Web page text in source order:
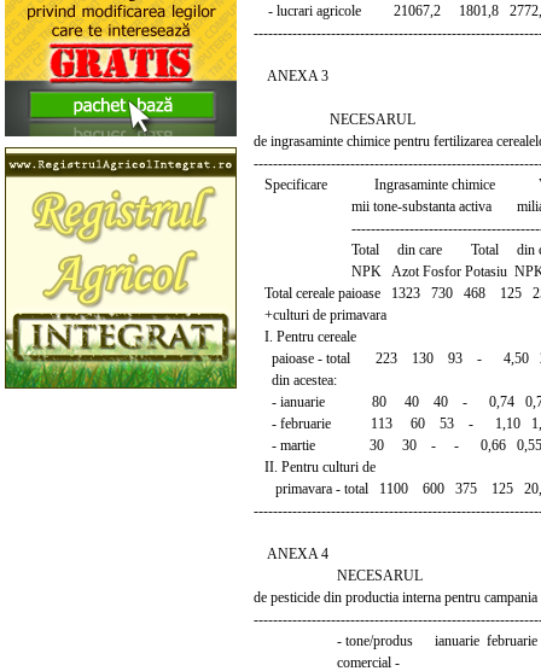
- lucrari agricole 21067,2 1801,8
ANEXA 3
NECESARUL
de ingrasaminte chimice pentru fertilizarea
Specificare Ingrasaminte chimice
mii tone-substanta activa
Total din care Total din
NPK Azot Fosfor Potasiu NPK
Total cereale paioase 1323 730 468 125
+culturi de primavara
I. Pentru cereale
paioase - total 223 130 93 - 4,50
din acestea:
- ianuarie 80 40 40 - 0,74
- februarie 113 60 53 - 1,10
- martie 30 30 - - 0,66
II. Pentru culturi de
primavara - total 1100 600 375 125
ANEXA 4
NECESARUL
de pesticide din productia interna pentru
- tone/produs ianuarie februarie
comercial -